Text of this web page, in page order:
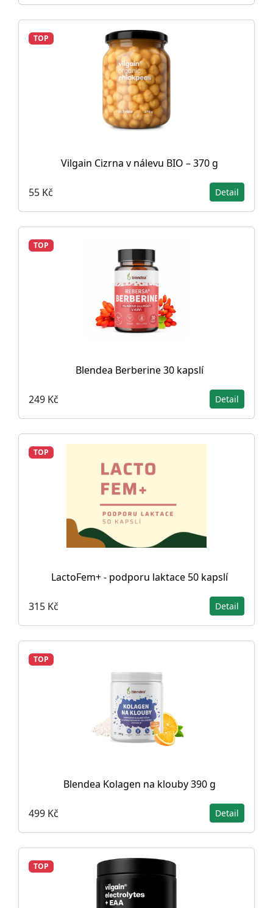
TOP
Vilgain Cizrna v nálevu BIO – 370 g
55 Kč Detail
TOP
Blendea Berberine 30 kapslí
249 Kč Detail
TOP
LactoFem+ - podporu laktace 50 kapslí
315 Kč Detail
TOP
Blendea Kolagen na klouby 390 g
499 Kč Detail
TOP